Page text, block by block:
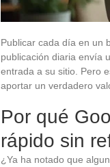
Publicar cada día en un
publicación diaria envía
entrada a su sitio. Pero
aportar un verdadero
Por qué
rápido sin
¿Ya ha notado que